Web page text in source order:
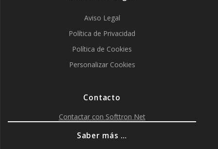
Aviso Legal
Política de Privacidad
Política de Cookies
Personalizar Cookies
Contacto
Contactar con Softtron Net
Saber más …